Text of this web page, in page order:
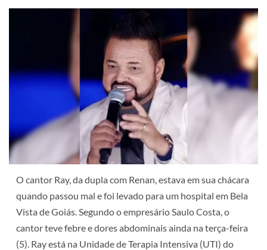
O cantor Ray, da dupla com Renan, estava em sua chácara
quando passou mal e foi levado para um hospital em Bela
Vista de Goiás. Segundo o empresário Saulo Costa, o
cantorteve febre e dores abdominaisainda na terça-feira
(5). Ray está na Unidade de Terapia Intensiva (UTI) do